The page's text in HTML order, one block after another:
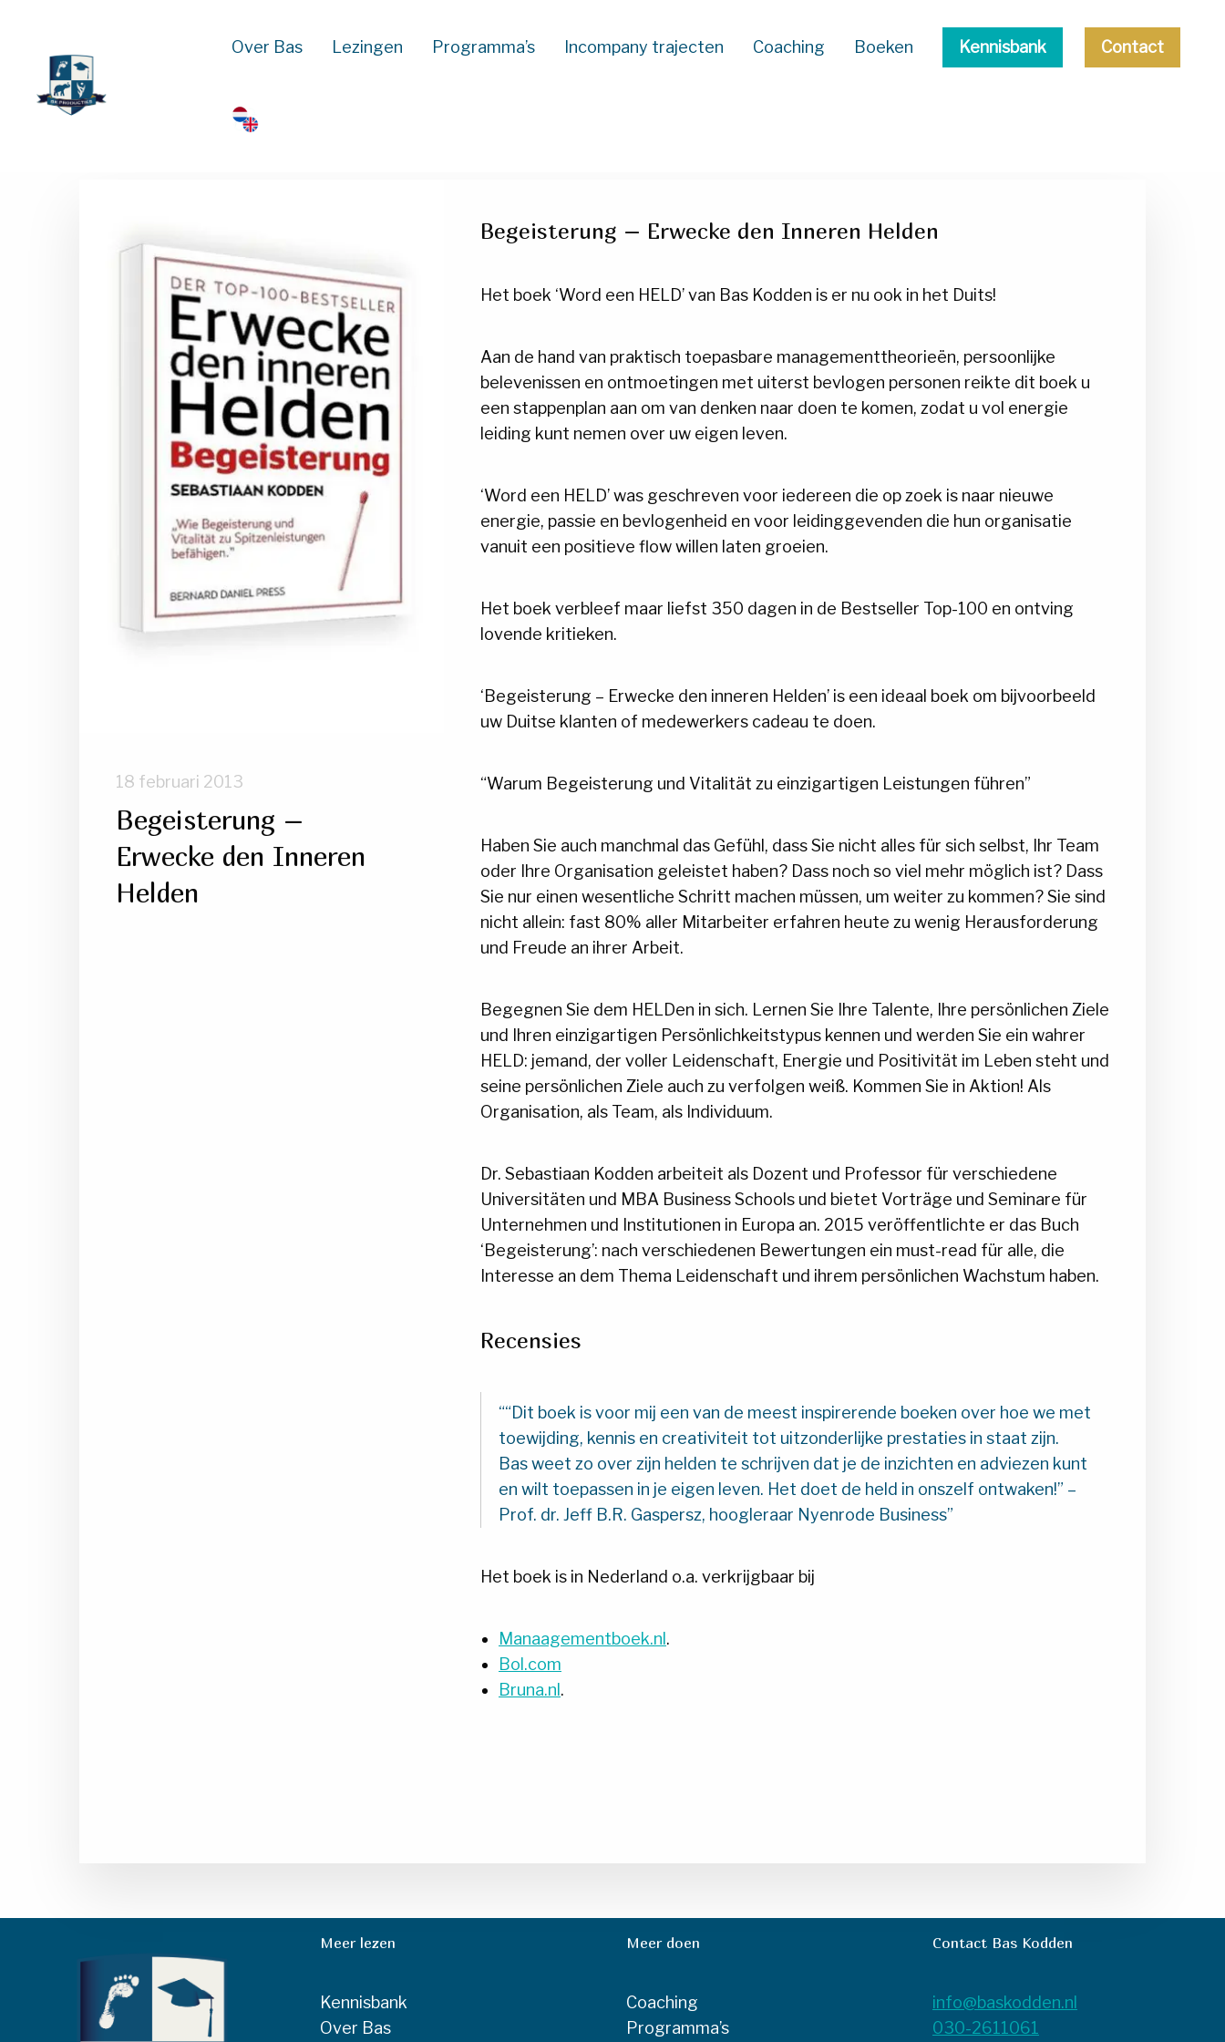
Over Bas Lezingen Programma’s Incompany trajecten Coaching Boeken Kennisbank Contact
18 februari 2013
Begeisterung –
Erwecke den Inneren
Helden
Begeisterung – Erwecke den Inneren Helden
Het boek ‘Word een HELD’ van Bas Kodden is er nu ook in het Duits!
Aan de hand van praktisch toepasbare managementtheorieën, persoonlijke
belevenissen en ontmoetingen met uiterst bevlogen personen reikte dit boek u
een stappenplan aan om van denken naar doen te komen, zodat u vol energie
leiding kunt nemen over uw eigen leven.
‘Word een HELD’ was geschreven voor iedereen die op zoek is naar nieuwe
energie, passie en bevlogenheid en voor leidinggevenden die hun organisatie
vanuit een positieve flow willen laten groeien.
Het boek verbleef maar liefst 350 dagen in de Bestseller Top-100 en ontving
lovende kritieken.
‘Begeisterung – Erwecke den inneren Helden’ is een ideaal boek om bijvoorbeeld
uw Duitse klanten of medewerkers cadeau te doen.
“Warum Begeisterung und Vitalität zu einzigartigen Leistungen führen”
Haben Sie auch manchmal das Gefühl, dass Sie nicht alles für sich selbst, Ihr Team
oder Ihre Organisation geleistet haben? Dass noch so viel mehr möglich ist? Dass
Sie nur einen wesentliche Schritt machen müssen, um weiter zu kommen? Sie sind
nicht allein: fast 80% aller Mitarbeiter erfahren heute zu wenig Herausforderung
und Freude an ihrer Arbeit.
Begegnen Sie dem HELDen in sich. Lernen Sie Ihre Talente, Ihre persönlichen Ziele
und Ihren einzigartigen Persönlichkeitstypus kennen und werden Sie ein wahrer
HELD: jemand, der voller Leidenschaft, Energie und Positivität im Leben steht und
seine persönlichen Ziele auch zu verfolgen weiß. Kommen Sie in Aktion! Als
Organisation, als Team, als Individuum.
Dr. Sebastiaan Kodden arbeiteit als Dozent und Professor für verschiedene
Universitäten und MBA Business Schools und bietet Vorträge und Seminare für
Unternehmen und Institutionen in Europa an. 2015 veröffentlichte er das Buch
‘Begeisterung’: nach verschiedenen Bewertungen ein must-read für alle, die
Interesse an dem Thema Leidenschaft und ihrem persönlichen Wachstum haben.
Recensies
“Dit boek is voor mij een van de meest inspirerende boeken over hoe we met
toewijding, kennis en creativiteit tot uitzonderlijke prestaties in staat zijn.
Bas weet zo over zijn helden te schrijven dat je de inzichten en adviezen kunt
en wilt toepassen in je eigen leven. Het doet de held in onszelf ontwaken!” –
Prof. dr. Jeff B.R. Gaspersz, hoogleraar Nyenrode Business
Het boek is in Nederland o.a. verkrijgbaar bij
Manaagementboek.nl.
Bol.com
Bruna.nl.
Meer lezen
Kennisbank
Over Bas
Meer doen
Coaching
Programma’s
Contact Bas Kodden
info@baskodden.nl
030-2611061